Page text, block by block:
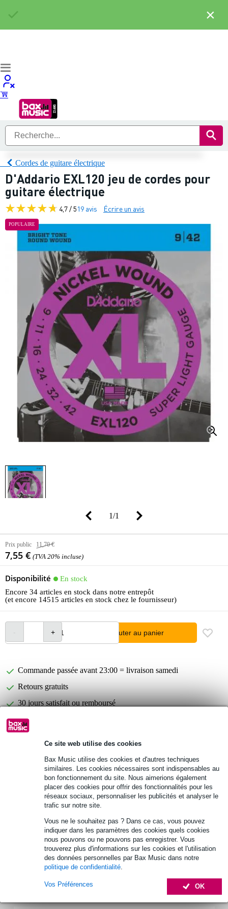
Ce site web utilise des cookies
Bax Music utilise des cookies et d'autres techniques
similaires. Les cookies nécessaires sont indispensables au
bon fonctionnement du site. Nous aimerions également
placer des cookies pour offrir des fonctionnalités pour les
réseaux sociaux, personnaliser les publicités et analyser le
trafic sur notre site.
Vous ne le souhaitez pas ? Dans ce cas, vous pouvez
indiquer dans les paramètres des cookies quels cookies
nous pouvons ou ne pouvons pas enregistrer. Vous
trouverez plus d'informations sur les cookies et l'utilisation
des données personnelles par Bax Music dans notre
politique de confidentialité
OK
Vos Préférences
Cordes de guitare électrique
D'Addario EXL120 jeu de cordes pour
guitare électrique
4,7 / 519 avis Écrire un avis
POPULAIRE
1/1
Prix public 11,70 €
7,55 € (TVA 20% incluse)
Disponibilité
En stock
Encore 34 articles en stock dans notre entrepôt
(et encore 14515 articles en stock chez le fournisseur)
Ajouter au panier
Commande passée avant 23:00 = livraison samedi
Retours gratuits
30 jours satisfait ou remboursé
Vous n'êtes pas sûr si le D'Addario EXL120 jeu de cordes
pour guitare électriquevous convient ?
Démarrer la vérification
Informations
jeu de cordes
pour guitare électrique 6 cordes
matériel: acier, plaqué nickel (filé rond)
Afficher toutes les caractéristiques du produit
Accessoires (2)
×